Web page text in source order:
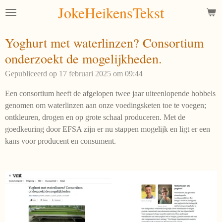
Ga
de
hoofdinhoud
JokeHeikensTekst
Yoghurt met waterlinzen? Consortium
onderzoekt de mogelijkheden.
Gepubliceerd op 17 februari 2025 om 09:44
Een consortium heeft de afgelopen twee jaar uiteenlopende hobbels
genomen om waterlinzen aan onze voedingsketen toe te voegen;
ontkleuren, drogen en op grote schaal produceren. Met de
goedkeuring door EFSA zijn er nu stappen mogelijk en ligt er een
kans voor producent en consument.